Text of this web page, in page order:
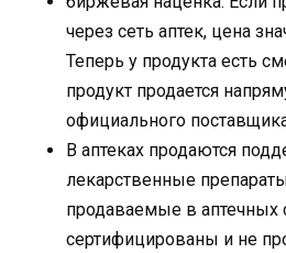
через сеть аптек, цена
Теперь у продукта есть
продукт продается
официального
В аптеках продаются
лекарственные
продаваемые в аптечных
сертифицированы и не